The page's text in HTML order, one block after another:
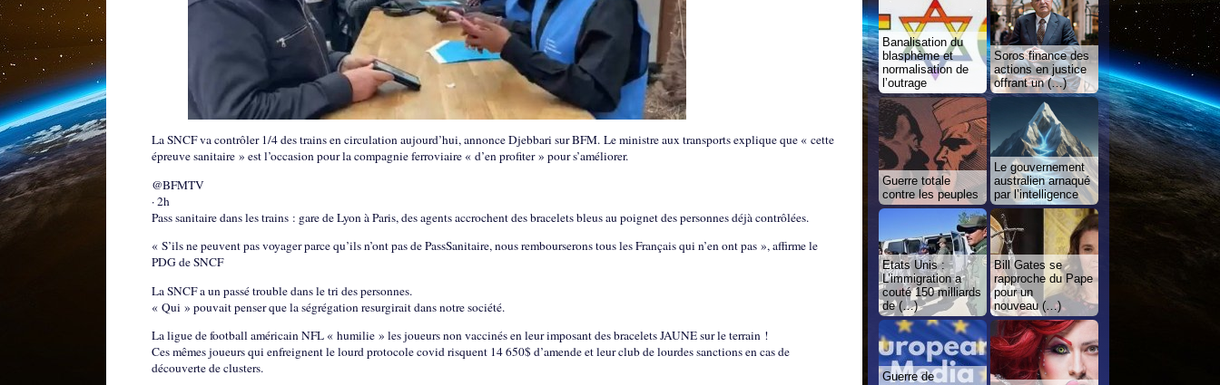
La SNCF va contrôler 1/4 des trains en circulation aujourd’hui, annonce Djebbari sur BFM. Le ministre aux transports explique que « cette
épreuve sanitaire » est l’occasion pour la compagnie ferroviaire « d’en profiter » pour s’améliorer.
@BFMTV
· 2h
Pass sanitaire dans les trains : gare de Lyon à Paris, des agents accrochent des bracelets bleus au poignet des personnes déjà contrôlées.
« S’ils ne peuvent pas voyager parce qu’ils n’ont pas de PassSanitaire, nous rembourserons tous les Français qui n’en ont pas », affirme le
PDG de SNCF
La SNCF a un passé trouble dans le tri des personnes.
« Qui » pouvait penser que la ségrégation resurgirait dans notre société.
La ligue de football américain NFL « humilie » les joueurs non vaccinés en leur imposant des bracelets JAUNE sur le terrain !
Ces mêmes joueurs qui enfreignent le lourd protocole covid risquent 14 650$ d’amende et leur club de lourdes sanctions en cas de
découverte de clusters.
Banalisation du
blasphème et
normalisation de
l’outrage
Soros finance des
actions en justice
offrant un (…)
Guerre totale
contre les peuples
Le gouvernement
australien arnaqué
par l’intelligence
Etats Unis :
L’immigration a
couté 150 milliards
de (…)
Bill Gates se
rapproche du Pape
pour un
nouveau (…)
Guerre de